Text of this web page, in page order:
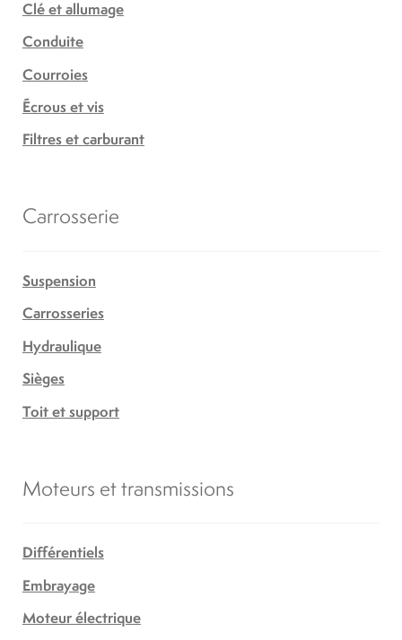
Clé et allumage
Conduite
Courroies
Écrous et vis
Filtres et carburant
Carrosserie
Suspension
Carrosseries
Hydraulique
Sièges
Toit et support
Moteurs et transmissions
Différentiels
Embrayage
Moteur électrique